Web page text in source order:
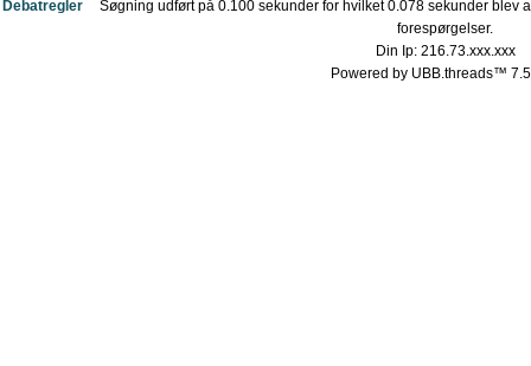
Debatregler
Søgning udført på 0.100 sekunder for hvilket 0.078 sekunder blev
forespørgelser.
Din Ip: 216.73.xxx.xxx
Powered by UBB.threads™